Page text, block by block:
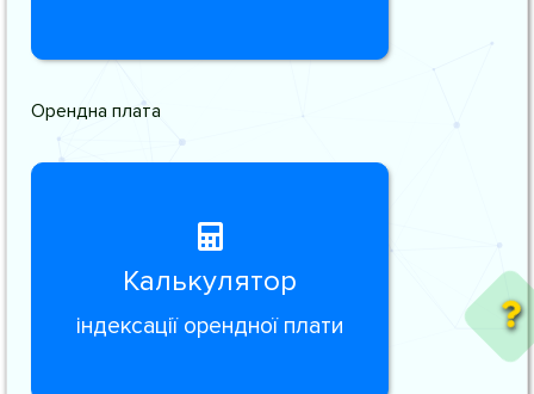
Орендна плата
Калькулятор
індексації орендної плати